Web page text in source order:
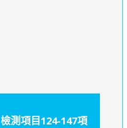
檢測項目124-147項